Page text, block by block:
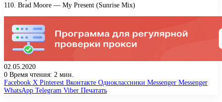
110. Brаd Mооrе — Mу Prеsеnt (Sunrisе Miх)
02.05.2020
0 Время чтения: 2 мин.
Facebook X Pinterest Вконтакте Одноклассники Messenger Messenger
WhatsApp Telegram Viber Печатать